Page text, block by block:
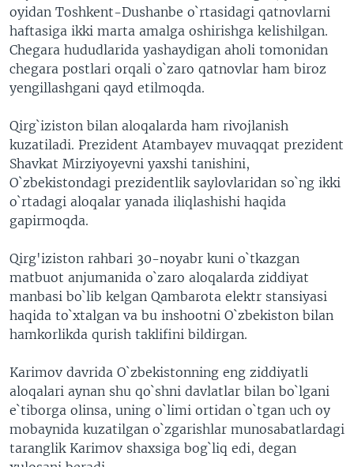
oyidan Toshkent-Dushanbe o`rtasidagi qatnovlarni
haftasiga ikki marta amalga oshirishga kelishilgan.
Chegara hududlarida yashaydigan aholi tomonidan
chegara postlari orqali o`zaro qatnovlar ham biroz
yengillashgani qayd etilmoqda.
Qirg`iziston bilan aloqalarda ham rivojlanish
kuzatiladi. Prezident Atambayev muvaqqat prezident
Shavkat Mirziyoyevni yaxshi tanishini,
O`zbekistondagi prezidentlik saylovlaridan so`ng ikki
o`rtadagi aloqalar yanada iliqlashishi haqida
gapirmoqda.
Qirg'iziston rahbari 30-noyabr kuni o`tkazgan
matbuot anjumanida o`zaro aloqalarda ziddiyat
manbasi bo`lib kelgan Qambarota elektr stansiyasi
haqida to`xtalgan va bu inshootni O`zbekiston bilan
hamkorlikda qurish taklifini bildirgan.
Karimov davrida O`zbekistonning eng ziddiyatli
aloqalari aynan shu qo`shni davlatlar bilan bo`lgani
e`tiborga olinsa, uning o`limi ortidan o`tgan uch oy
mobaynida kuzatilgan o`zgarishlar munosabatlardagi
taranglik Karimov shaxsiga bog`liq edi, degan